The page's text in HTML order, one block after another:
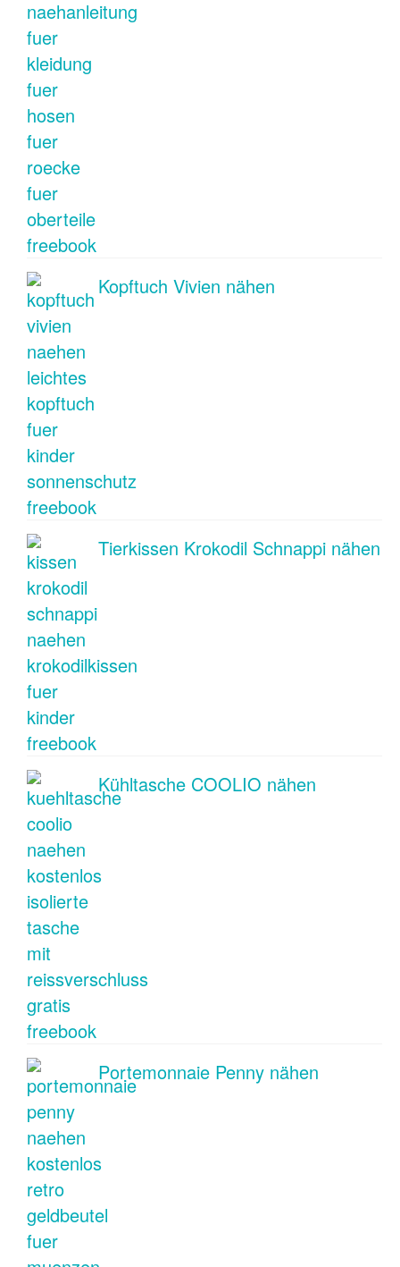
Kopftuch Vivien nähen
Tierkissen Krokodil Schnappi nähen
Kühltasche COOLIO nähen
Portemonnaie Penny nähen